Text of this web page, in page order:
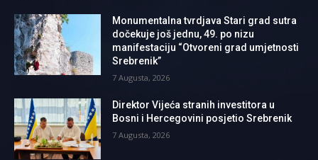
Monumentalna tvrdjava Stari grad sutra
dočekuje još jednu, 49. po nizu
manifestaciju “Otvoreni grad umjetnosti
Srebrenik”
7 Augusta, 2026
Direktor Vijeća stranih investitora u
Bosni i Hercegovini posjetio Srebrenik
7 Augusta, 2026